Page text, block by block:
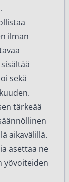
ilman
sekä
tärkeää
aikavälillä.
asettaa ne
yövoiteiden